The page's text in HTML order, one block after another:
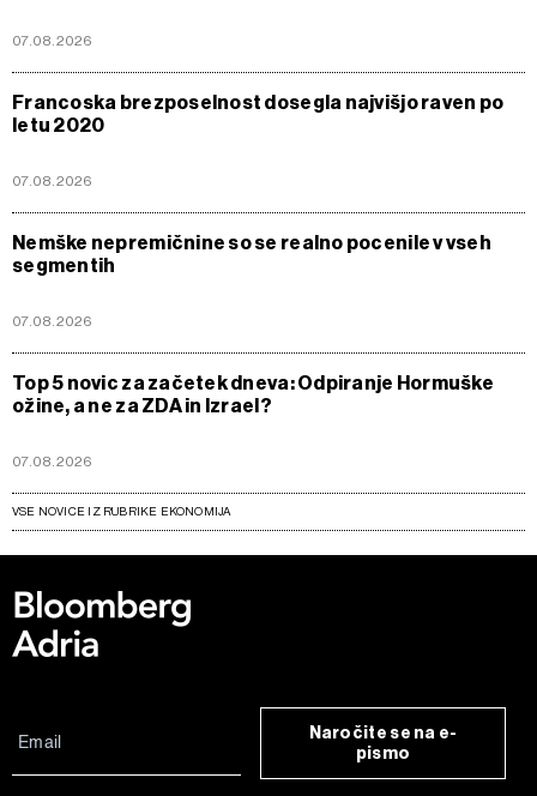
07.08.2026
Francoska brezposelnost dosegla najvišjo raven po
letu 2020
07.08.2026
Nemške nepremičnine so se realno pocenile v vseh
segmentih
07.08.2026
Top 5 novic za začetek dneva: Odpiranje Hormuške
ožine, a ne za ZDA in Izrael?
07.08.2026
VSE NOVICE IZ RUBRIKE EKONOMIJA
Naročite se na e-
pismo